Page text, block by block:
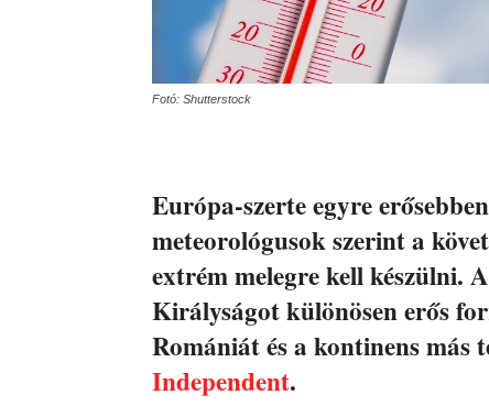
Fotó: Shutterstock
Európa-szerte egyre
meteorológusok szerint a
extrém melegre kell készülni.
Királyságot különösen erős
Romániát és a kontinens más
Independent.